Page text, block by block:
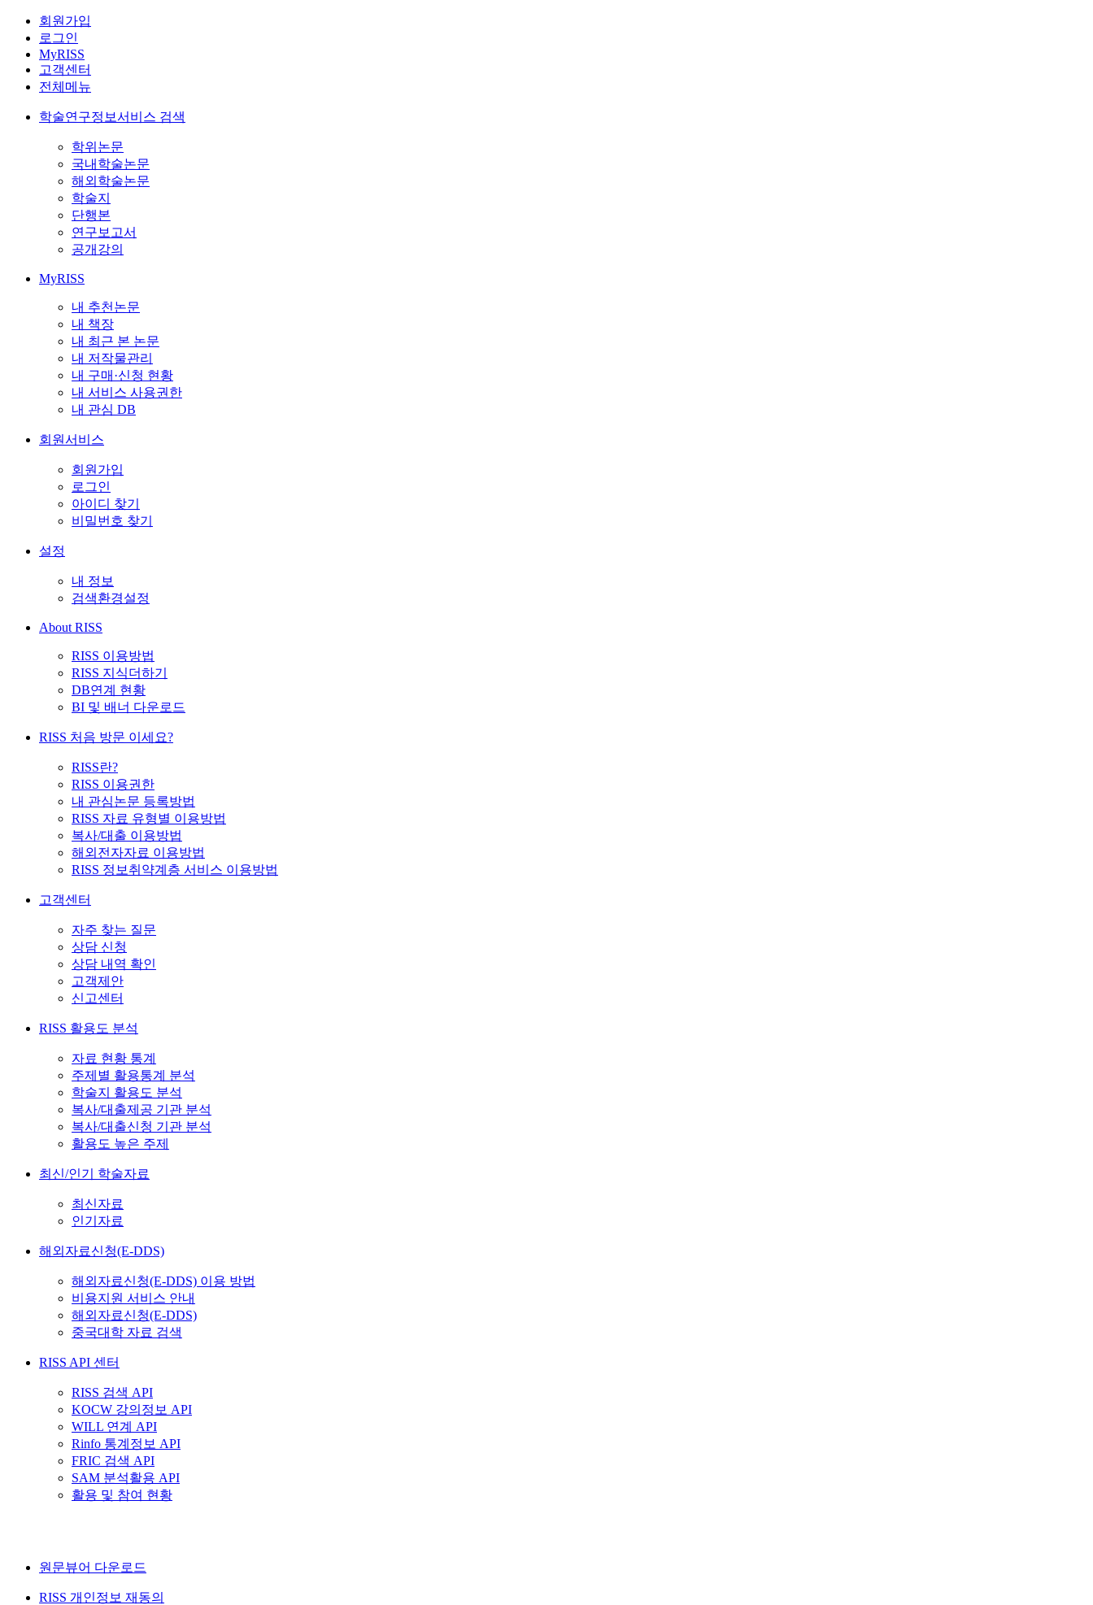
회원가입
로그인
MyRISS
고객센터
전체메뉴
학술연구정보서비스 검색
학위논문
국내학술논문
해외학술논문
학술지
단행본
연구보고서
공개강의
MyRISS
내 추천논문
내 책장
내 최근 본 논문
내 저작물관리
내 구매·신청 현황
내 서비스 사용권한
내 관심 DB
회원서비스
회원가입
로그인
아이디 찾기
비밀번호 찾기
설정
내 정보
검색환경설정
About RISS
RISS 이용방법
RISS 지식더하기
DB연계 현황
BI 및 배너 다운로드
RISS 처음 방문 이세요?
RISS란?
RISS 이용권한
내 관심논문 등록방법
RISS 자료 유형별 이용방법
복사/대출 이용방법
해외전자자료 이용방법
RISS 정보취약계층 서비스 이용방법
고객센터
자주 찾는 질문
상담 신청
상담 내역 확인
고객제안
신고센터
RISS 활용도 분석
자료 현황 통계
주제별 활용통계 분석
학술지 활용도 분석
복사/대출제공 기관 분석
복사/대출신청 기관 분석
활용도 높은 주제
최신/인기 학술자료
최신자료
인기자료
해외자료신청(E-DDS)
해외자료신청(E-DDS) 이용 방법
비용지원 서비스 안내
해외자료신청(E-DDS)
중국대학 자료 검색
RISS API 센터
RISS 검색 API
KOCW 강의정보 API
WILL 연계 API
Rinfo 통계정보 API
FRIC 검색 API
SAM 분석활용 API
활용 및 참여 현황
원문뷰어 다운로드
RISS 개인정보 재동의